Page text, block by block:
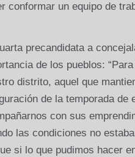
conformar un equipo de
precandidata a
de los pueblos:
distrito, aquel que
de la temporada de
con sus
las condiciones no
si lo que pudimos hacer